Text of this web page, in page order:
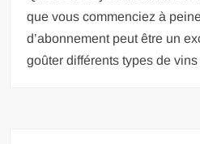
que vous commenciez à
d’abonnement peut être un
goûter différents types de